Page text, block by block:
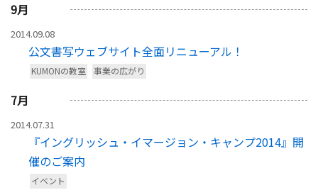
9月
2014.09.08
公文書写ウェブサイト全面リニューアル！
KUMONの教室 事業の広がり
7月
2014.07.31
『イングリッシュ・イマージョン・キャンプ2014』開
催のご案内
イベント